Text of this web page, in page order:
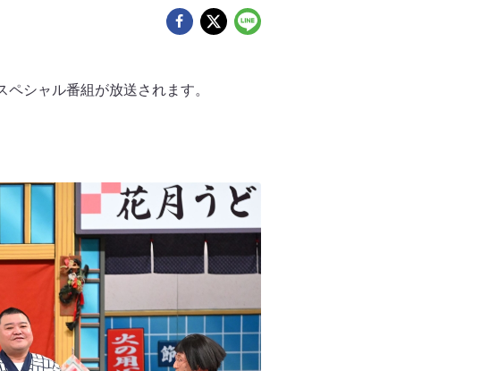
シャル番組が放送されます。